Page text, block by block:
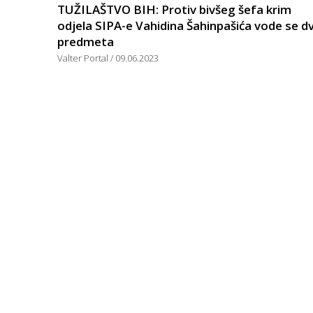
TUŽILAŠTVO BIH: Protiv bivšeg šefa krim
odjela SIPA-e Vahidina Šahinpašića vode se
predmeta
Valter Portal 09.06.2023